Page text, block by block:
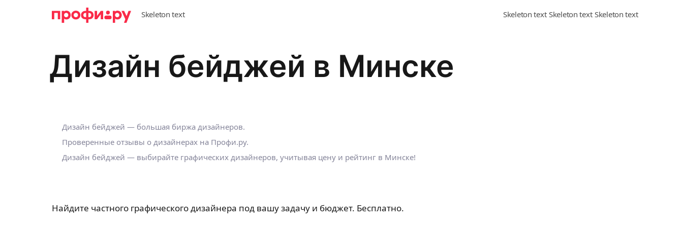
Дизайн бейджей в Минске
Дизайн бейджей — большая биржа дизайнеров.
Проверенные отзывы о дизайнерах на Профи.ру.
Дизайн бейджей — выбирайте графических дизайнеров, учитывая цену и рейтинг в Минске!
Найдите частного графического дизайнера под вашу задачу и бюджет. Бесплатно.